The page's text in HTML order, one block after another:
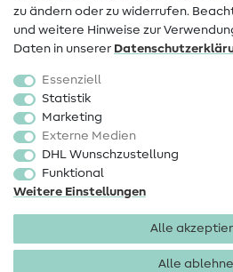
Stoffe
Sale
Schnittmuster
zu ändern oder zu widerrufen.
und weitere Hinweise zur
Daten in unserer
Essenziell
Statistik
Marketing
Externe Medien
DHL Wunschzustellung
Funktional
Weitere Einstellungen
Alle
Alle
Impressum Datenschutz
AGB